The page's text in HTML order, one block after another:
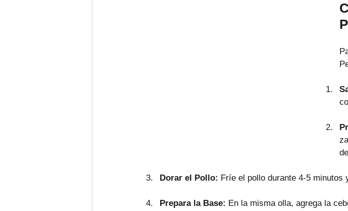
Dorar el Pollo: Fríe el pollo durante 4-5 minutos
Prepara la Base: En la misma olla, agrega la